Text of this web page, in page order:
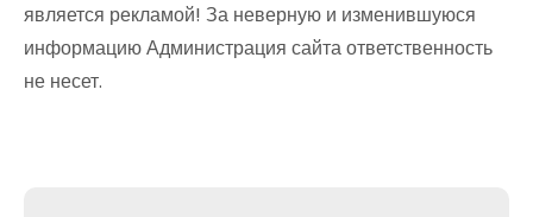
является рекламой! За неверную и изменившуюся
информацию Администрация сайта ответственность
не несет.